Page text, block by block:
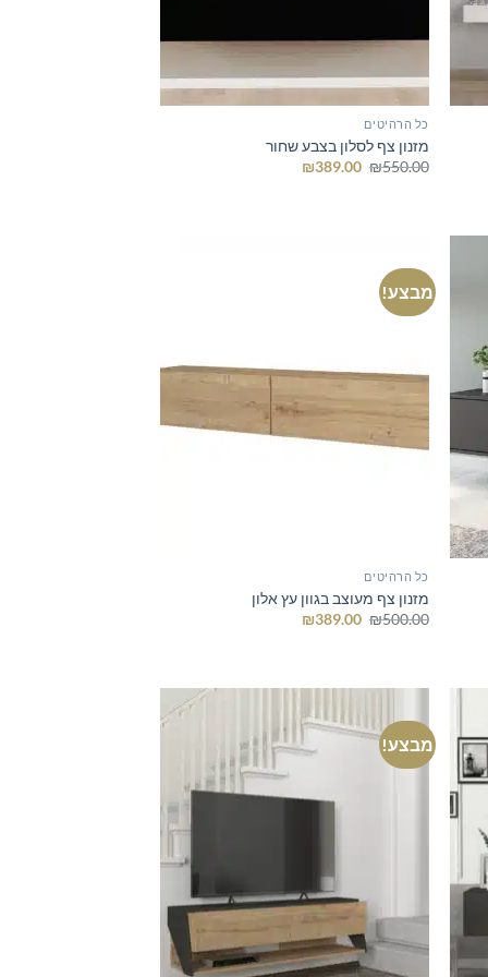
כל הרהיטים
מזנון צף לסלון בצבע שחור
₪550.00
המחיר ₪389.00
מבצע!
כל הרהיטים
מזנון צף מעוצב בגוון עץ אלון
₪500.00
המחיר ₪389.00
מבצע!